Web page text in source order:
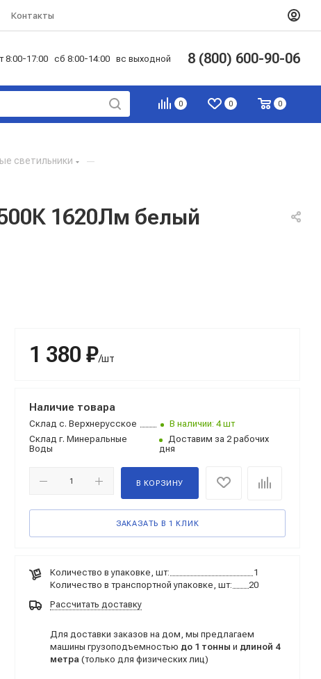
Контакты
17:00 сб 8:00-14:00 вс выходной 8 (800) 600-90-06
0 0 0
светильники —
1620Лм белый
1 380 ₽/шт
Наличие товара
Склад с. Верхнерусское
В наличии: 4 шт
Склад г. Минеральные
Воды
Доставим за 2 рабочих
дня
В КОРЗИНУ
ЗАКАЗАТЬ В 1 КЛИК
Количество в упаковке, шт:
1
Количество в транспортной упаковке, шт:
20
Рассчитать доставку
Для доставки заказов на дом, мы предлагаем
машины грузоподъемностью до 1 тонны и длиной 4
метра (только для физических лиц)